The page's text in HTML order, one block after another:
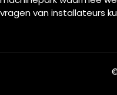
vragen van installateurs